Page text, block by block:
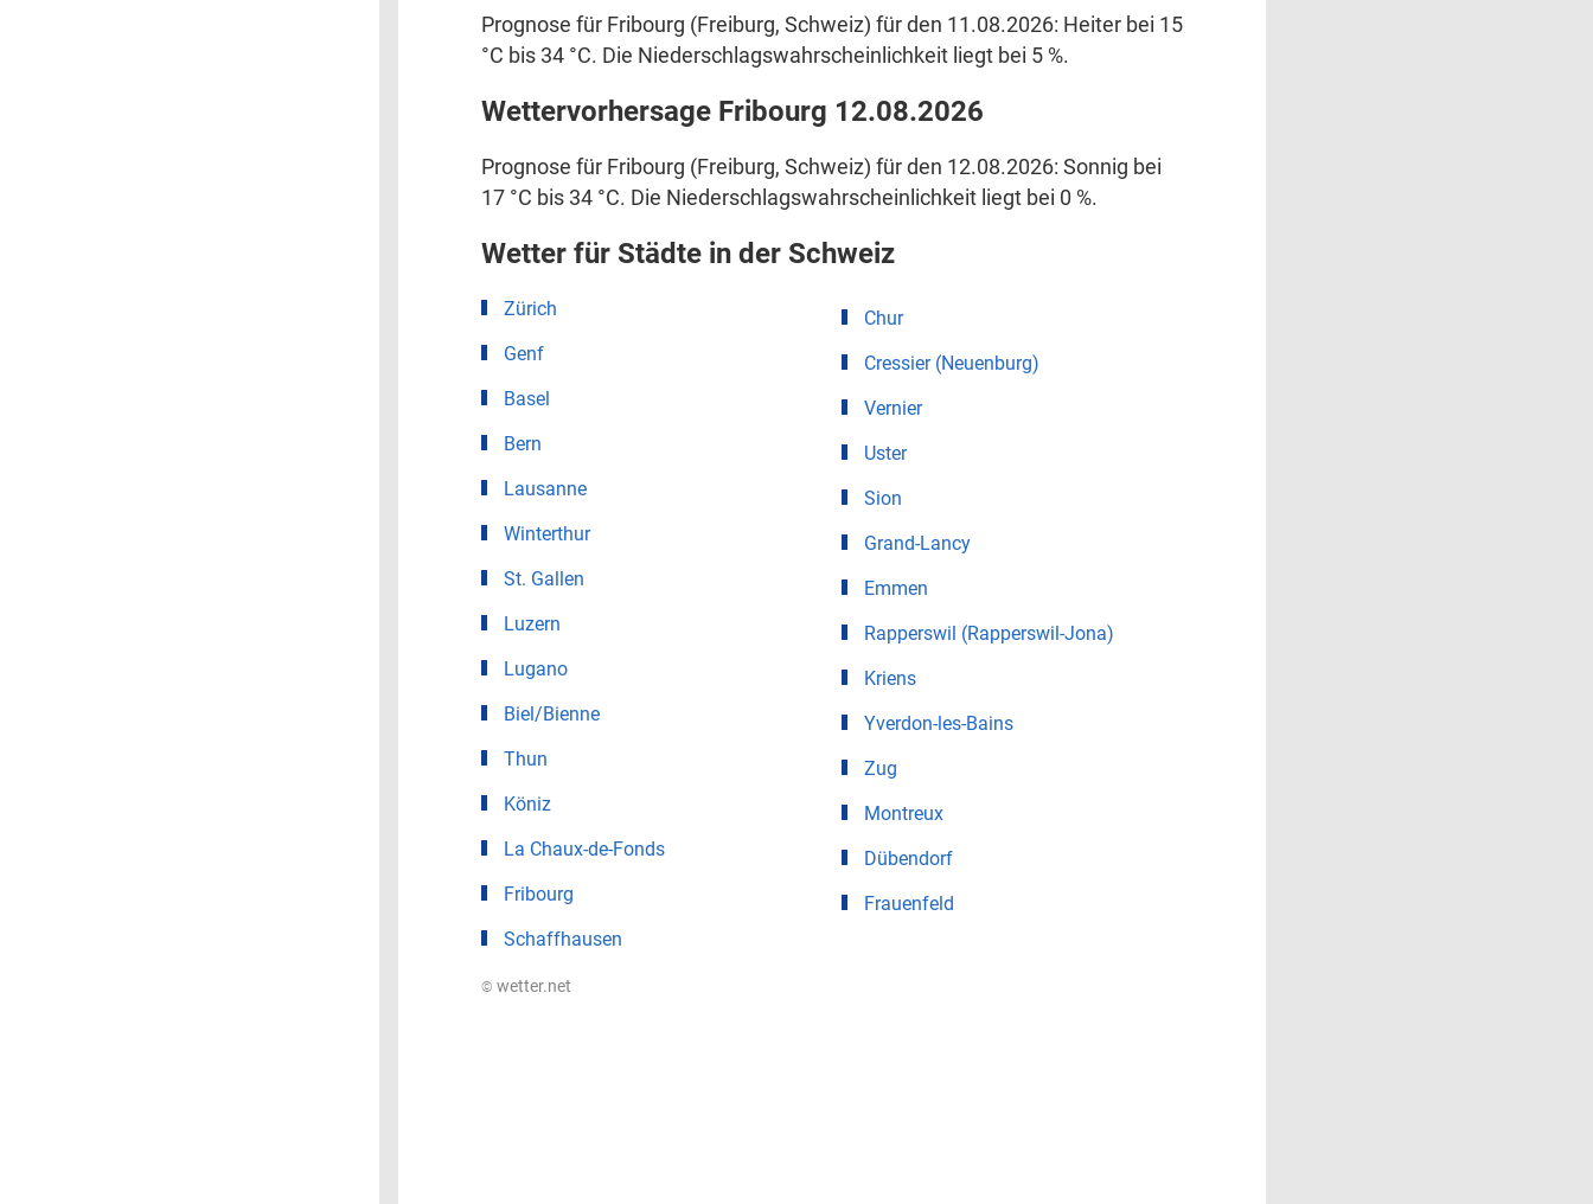
Prognose für Fribourg (Freiburg, Schweiz) für den 11.08.2026: Heiter bei 15
°C bis 34 °C. Die Niederschlagswahrscheinlichkeit liegt bei 5 %.
Wettervorhersage Fribourg 12.08.2026
Prognose für Fribourg (Freiburg, Schweiz) für den 12.08.2026: Sonnig bei
17 °C bis 34 °C. Die Niederschlagswahrscheinlichkeit liegt bei 0 %.
Wetter für Städte in der Schweiz
Zürich
Genf
Basel
Bern
Lausanne
Winterthur
St. Gallen
Luzern
Lugano
Biel/Bienne
Thun
Köniz
La Chaux-de-Fonds
Fribourg
Schaffhausen
Chur
Cressier (Neuenburg)
Vernier
Uster
Sion
Grand-Lancy
Emmen
Rapperswil (Rapperswil-Jona)
Kriens
Yverdon-les-Bains
Zug
Montreux
Dübendorf
Frauenfeld
© wetter.net